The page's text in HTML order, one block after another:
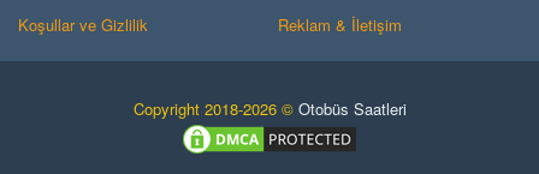
Koşullar ve Gizlilik
Reklam & İletişim
Copyright 2018-2026 © Otobüs Saatleri